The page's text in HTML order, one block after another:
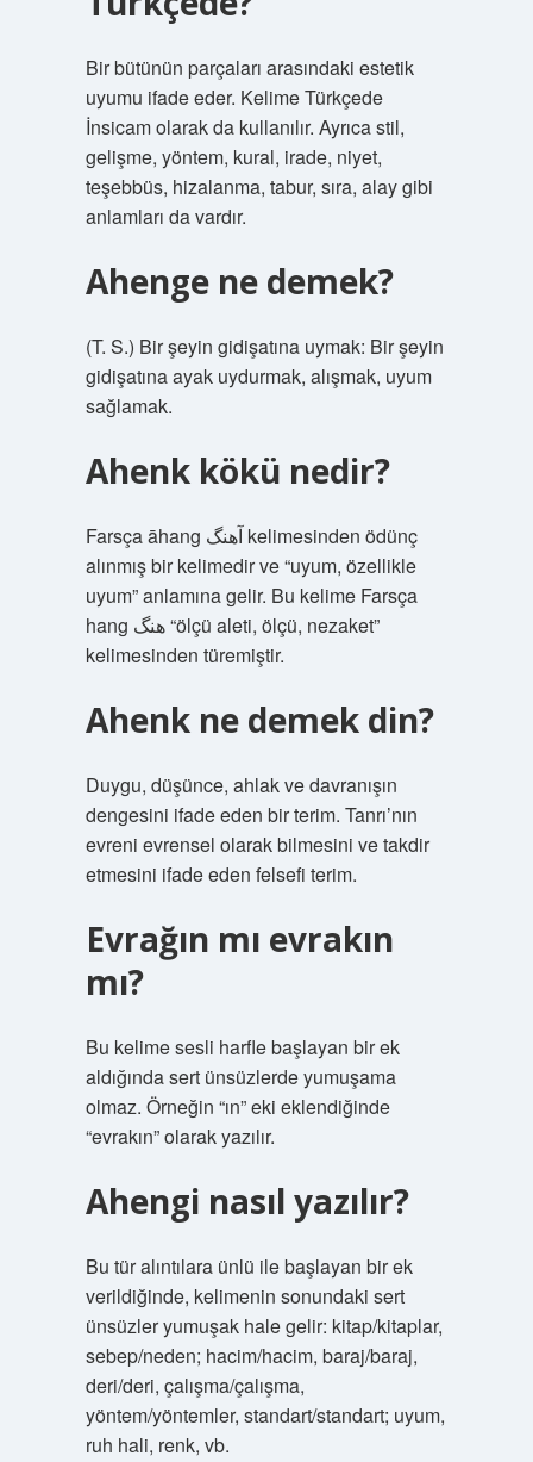
Bir bütünün parçaları arasındaki estetik
uyumu ifade eder. Kelime Türkçede
İnsicam olarak da kullanılır. Ayrıca stil,
gelişme, yöntem, kural, irade, niyet,
teşebbüs, hizalanma, tabur, sıra, alay gibi
anlamları da vardır.
Ahenge ne demek?
(T. S.) Bir şeyin gidişatına uymak: Bir şeyin
gidişatına ayak uydurmak, alışmak, uyum
sağlamak.
Ahenk kökü nedir?
Farsça āhang آهنگ kelimesinden ödünç
alınmış bir kelimedir ve “uyum, özellikle
uyum” anlamına gelir. Bu kelime Farsça
hang هنگ “ölçü aleti, ölçü, nezaket”
kelimesinden türemiştir.
Ahenk ne demek din?
Duygu, düşünce, ahlak ve davranışın
dengesini ifade eden bir terim. Tanrı’nın
evreni evrensel olarak bilmesini ve takdir
etmesini ifade eden felsefi terim.
Evrağın mı evrakın
mı?
Bu kelime sesli harfle başlayan bir ek
aldığında sert ünsüzlerde yumuşama
olmaz. Örneğin “ın” eki eklendiğinde
“evrakın” olarak yazılır.
Ahengi nasıl yazılır?
Bu tür alıntılara ünlü ile başlayan bir ek
verildiğinde, kelimenin sonundaki sert
ünsüzler yumuşak hale gelir: kitap/kitaplar,
sebep/neden; hacim/hacim, baraj/baraj,
deri/deri, çalışma/çalışma,
yöntem/yöntemler, standart/standart; uyum,
ruh hali, renk, vb.